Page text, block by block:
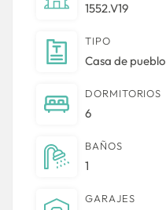
1552.V19
TIPO
Casa de pueblo
DORMITORIOS
6
BAÑOS
1
GARAJES